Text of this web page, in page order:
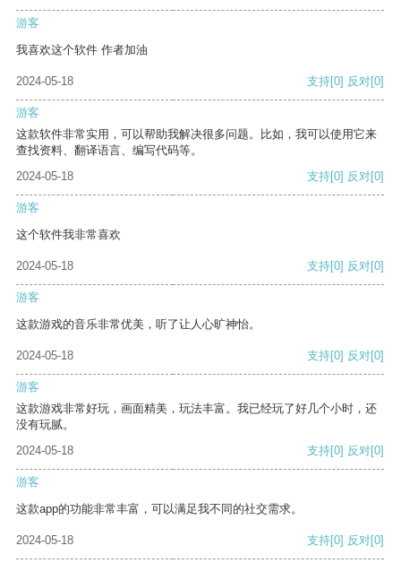
游客
我喜欢这个软件 作者加油
2024-05-18 支持[0] 反对[0]
游客
这款软件非常实用，可以帮助我解决很多问题。比如，我可以使用它来
查找资料、翻译语言、编写代码等。
2024-05-18
支持[0] 反对[0]
游客
这个软件我非常喜欢
2024-05-18 支持[0] 反对[0]
游客
这款游戏的音乐非常优美，听了让人心旷神怡。
2024-05-18 支持[0] 反对[0]
游客
这款游戏非常好玩，画面精美，玩法丰富。我已经玩了好几个小时，还
没有玩腻。
2024-05-18
支持[0] 反对[0]
游客
这款app的功能非常丰富，可以满足我不同的社交需求。
2024-05-18 支持[0] 反对[0]